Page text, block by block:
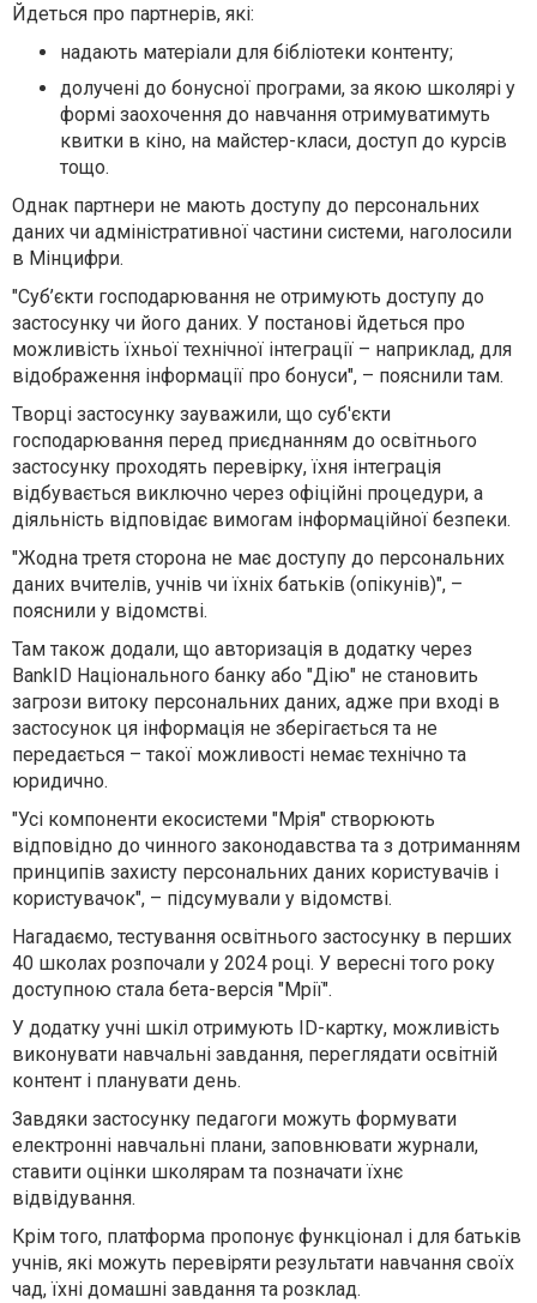
Йдеться про партнерів, які:
надають матеріали для бібліотеки контенту;
долучені до бонусної програми, за якою школярі у
формі заохочення до навчання отримуватимуть
квитки в кіно, на майстер-класи, доступ до курсів
тощо.
Однак партнери не мають доступу до персональних
даних чи адміністративної частини системи, наголосили
в Мінцифри.
"Суб’єкти господарювання не отримують доступу до
застосунку чи його даних. У постанові йдеться про
можливість їхньої технічної інтеграції – наприклад, для
відображення інформації про бонуси", – пояснили там.
Творці застосунку зауважили, що суб'єкти
господарювання перед приєднанням до освітнього
застосунку проходять перевірку, їхня інтеграція
відбувається виключно через офіційні процедури, а
діяльність відповідає вимогам інформаційної безпеки.
"Жодна третя сторона не має доступу до персональних
даних вчителів, учнів чи їхніх батьків (опікунів)", –
пояснили у відомстві.
Там також додали, що авторизація в додатку через
BankID Національного банку або "Дію" не становить
загрози витоку персональних даних, адже при вході в
застосунок ця інформація не зберігається та не
передається – такої можливості немає технічно та
юридично.
"Усі компоненти екосистеми "Мрія" створюють
відповідно до чинного законодавства та з дотриманням
принципів захисту персональних даних користувачів і
користувачок", – підсумували у відомстві.
Нагадаємо, тестування освітнього застосунку в перших
40 школах розпочали у 2024 році. У вересні того року
доступною стала бета-версія "Мрії".
У додатку учні шкіл отримують ID-картку, можливість
виконувати навчальні завдання, переглядати освітній
контент і планувати день.
Завдяки застосунку педагоги можуть формувати
електронні навчальні плани, заповнювати журнали,
ставити оцінки школярам та позначати їхнє
відвідування.
Крім того, платформа пропонує функціонал і для батьків
учнів, які можуть перевіряти результати навчання своїх
чад, їхні домашні завдання та розклад.